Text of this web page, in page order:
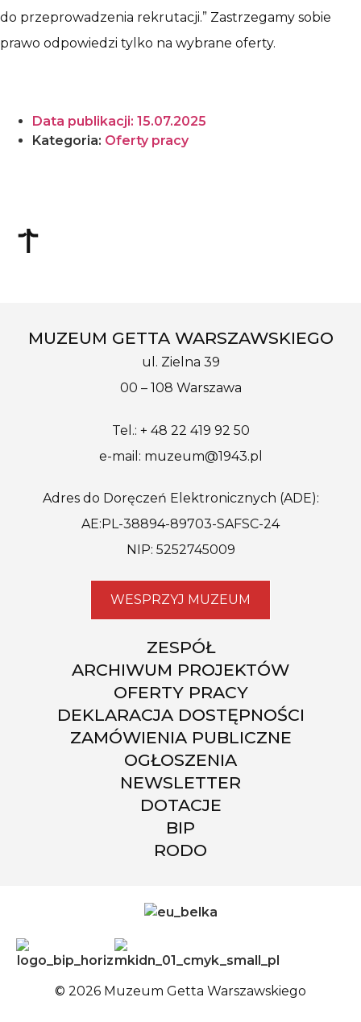
do przeprowadzenia rekrutacji.” Zastrzegamy sobie
prawo odpowiedzi tylko na wybrane oferty.
Data publikacji: 15.07.2025
Kategoria: Oferty pracy
MUZEUM GETTA WARSZAWSKIEGO
ul. Zielna 39
00 – 108 Warszawa
Tel.: + 48 22 419 92 50
e-mail: muzeum@1943.pl
Adres do Doręczeń Elektronicznych (ADE):
AE:PL-38894-89703-SAFSC-24
NIP: 5252745009
WESPRZYJ MUZEUM
ZESPÓŁ
ARCHIWUM PROJEKTÓW
OFERTY PRACY
DEKLARACJA DOSTĘPNOŚCI
ZAMÓWIENIA PUBLICZNE
OGŁOSZENIA
NEWSLETTER
DOTACJE
BIP
RODO
© 2026 Muzeum Getta Warszawskiego